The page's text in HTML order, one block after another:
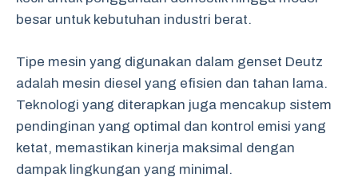
besar untuk kebutuhan industri berat.
Tipe mesin yang digunakan dalam genset Deutz
adalah mesin diesel yang efisien dan tahan lama.
Teknologi yang diterapkan juga mencakup sistem
pendinginan yang optimal dan kontrol emisi yang
ketat, memastikan kinerja maksimal dengan
dampak lingkungan yang minimal.